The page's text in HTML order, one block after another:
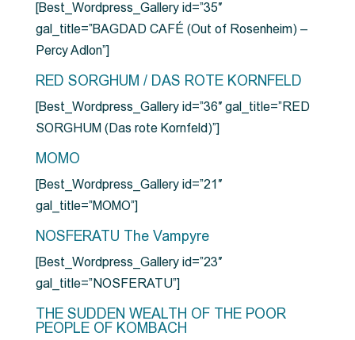
[Best_Wordpress_Gallery id=”35″
gal_title=”BAGDAD CAFÉ (Out of Rosenheim) –
Percy Adlon”]
RED SORGHUM / DAS ROTE KORNFELD
[Best_Wordpress_Gallery id=”36″ gal_title=”RED
SORGHUM (Das rote Kornfeld)”]
MOMO
[Best_Wordpress_Gallery id=”21″
gal_title=”MOMO”]
NOSFERATU The Vampyre
[Best_Wordpress_Gallery id=”23″
gal_title=”NOSFERATU”]
THE SUDDEN WEALTH OF THE POOR
PEOPLE OF KOMBACH